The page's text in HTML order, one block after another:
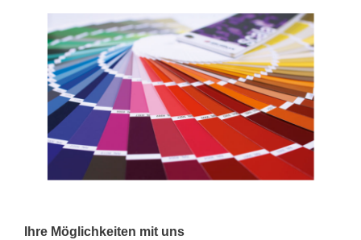
Ihre Möglichkeiten mit uns